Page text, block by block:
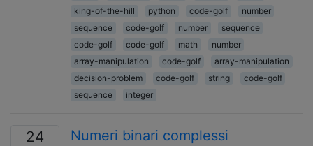
king-of-the-hill
python code-golf
number
sequence
code-golf number
sequence
code-golf
code-golf math
number
array-manipulation
code-golf
array-manipulation
decision-problem
code-golf string
code-golf
sequence
integer
24 Numeri binari complessi